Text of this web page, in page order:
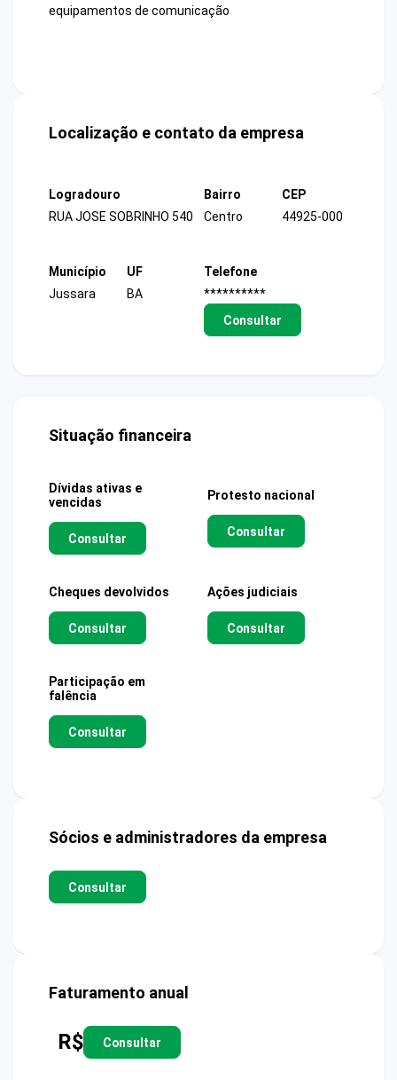
equipamentos de comunicação
Localização e contato da empresa
Logradouro
RUA JOSE SOBRINHO 540
Bairro
Centro
CEP
44925-000
Município
Jussara
UF
BA
Telefone
**********
Consultar
Situação financeira
Dívidas ativas e
vencidas
Consultar
Protesto nacional
Consultar
Cheques devolvidos
Consultar
Ações judiciais
Consultar
Participação em
falência
Consultar
Sócios e administradores da empresa
Consultar
Faturamento anual
R$ Consultar